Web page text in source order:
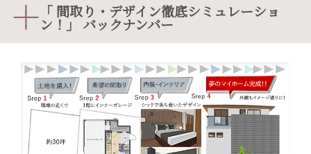
「 間取り・デザイン徹底シミュレーショ
ン！」 バックナンバー